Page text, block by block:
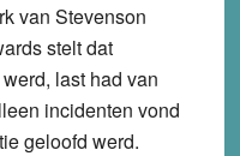
van Stevenson
stelt dat
last had van
incidenten vond
geloofd werd.